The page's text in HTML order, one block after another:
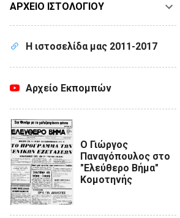
ΑΡΧΕΙΟ ΙΣΤΟΛΟΓΙΟΥ
Η ιστοσελίδα μας 2011-2017
Αρχείο Εκπομπών
Ο Γιώργος
Παναγόπουλος στο
"Ελεύθερο Βήμα"
Κομοτηνής